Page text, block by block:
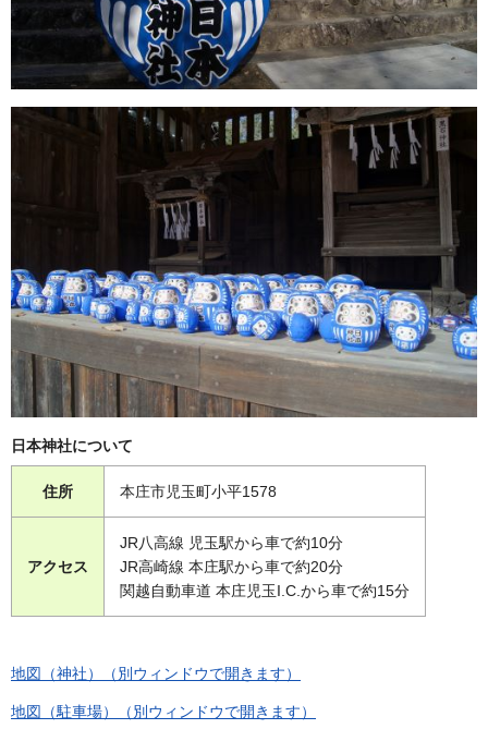
日本神社について
住所 本庄市児玉町小平1578
アクセス
JR八高線 児玉駅から車で約10分
JR高崎線 本庄駅から車で約20分
関越自動車道 本庄児玉I.C.から車で約15分
地図（神社）（別ウィンドウで開きます）
地図（駐車場）（別ウィンドウで開きます）